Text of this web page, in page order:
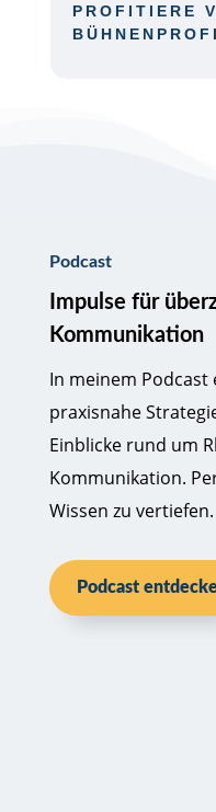
PROFITIERE
BÜHNENPROFI
Podcast
Impulse für
Kommunikation
In meinem
praxisnahe
Einblicke rund um
Kommunikation.
Wissen zu vertiefen.
Podcast